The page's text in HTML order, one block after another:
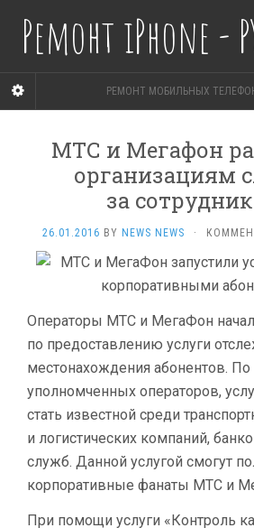
Ремонт iPhone -
РЕМОНТ МОБИЛЬНЫХ
МТС и Мегафон
организациям
за
26.01.2016 BY NEWS NEWS ·
Операторы МТС и МегаФон
по предоставлению услуги
местонахождения абонентов.
уполномченных операторов,
стать известной среди
и логистических компаний,
служб. Данной услугой смогут
корпоративные фанаты МТС и
При помощи услуги «Контроль